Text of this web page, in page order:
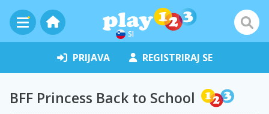
SI
PRIJAVA REGISTRIRAJ SE
BFF Princess Back to School